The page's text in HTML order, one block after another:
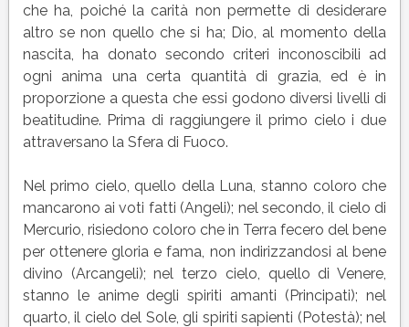
che ha, poiché la carità non permette di desiderare
altro se non quello che si ha; Dio, al momento della
nascita, ha donato secondo criteri inconoscibili ad
ogni anima una certa quantità di grazia, ed è in
proporzione a questa che essi godono diversi livelli di
beatitudine. Prima di raggiungere il primo cielo i due
attraversano la Sfera di Fuoco.
Nel primo cielo, quello della Luna, stanno coloro che
mancarono ai voti fatti (Angeli); nel secondo, il cielo di
Mercurio, risiedono coloro che in Terra fecero del bene
per ottenere gloria e fama, non indirizzandosi al bene
divino (Arcangeli); nel terzo cielo, quello di Venere,
stanno le anime degli spiriti amanti (Principati); nel
quarto, il cielo del Sole, gli spiriti sapienti (Potestà); nel